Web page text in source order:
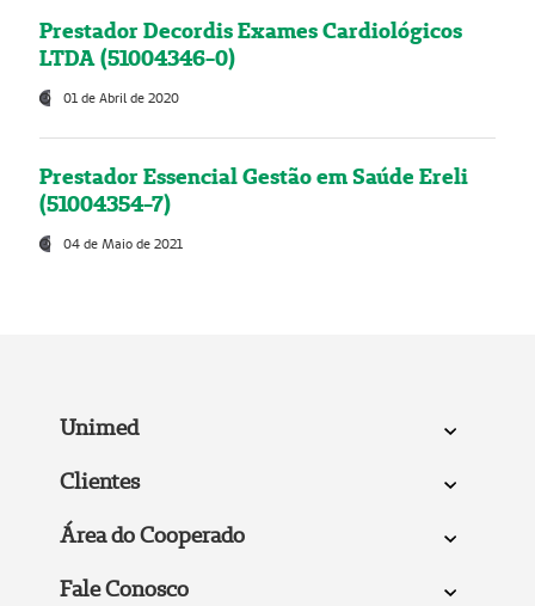
Prestador Decordis Exames Cardiológicos
LTDA (51004346-0)
01 de Abril de 2020
Prestador Essencial Gestão em Saúde Ereli
(51004354-7)
04 de Maio de 2021
Unimed
Clientes
Área do Cooperado
Fale Conosco